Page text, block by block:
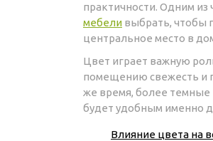
практичности. Одним из
мебели выбрать, чтобы
центральное место в
Цвет играет важную
помещению свежесть и
же время, более темные
будет удобным именно
Влияние цвета на